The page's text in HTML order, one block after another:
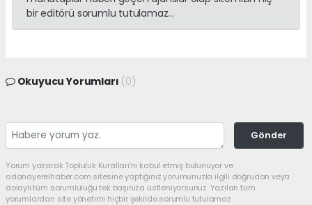
bir editörü sorumlu tutulamaz...
Okuyucu Yorumları (0)
Gönder
Yorum yazarak Topluluk Kuralları’nı kabul etmiş bulunuyor ve
adanayerelhaber.com sitesine yaptığınız yorumunuzla ilgili doğrudan veya
dolaylı tüm sorumluluğu tek başınıza üstleniyorsunuz. Yazılan tüm
yorumlardan site yönetimi hiçbir şekilde sorumlu tutulamaz.